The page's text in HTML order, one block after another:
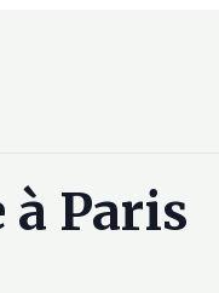
à Paris